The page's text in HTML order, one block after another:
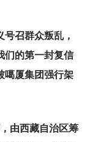
召群众叛乱，
们的第一封复信
噶厦集团强行架
由西藏自治区筹